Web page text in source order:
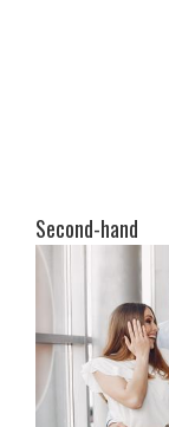
Second-hand